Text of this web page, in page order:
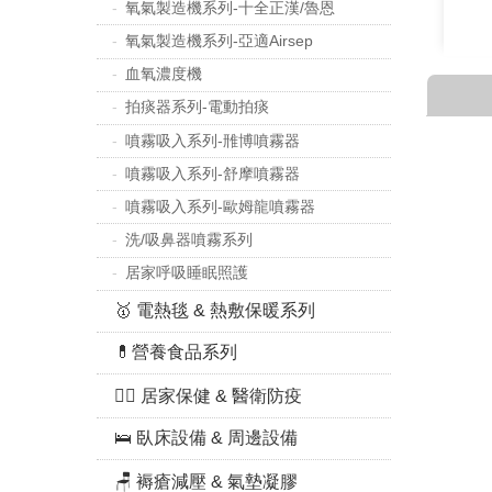
氧氣製造機系列-十全正漢/魯恩
氧氣製造機系列-亞適Airsep
血氧濃度機
拍痰器系列-電動拍痰
噴霧吸入系列-雃博噴霧器
噴霧吸入系列-舒摩噴霧器
噴霧吸入系列-歐姆龍噴霧器
洗/吸鼻器噴霧系列
居家呼吸睡眠照護
🥇 電熱毯 & 熱敷保暖系列
💊營養食品系列
👨‍⚕️ 居家保健 & 醫衛防疫
🛌 臥床設備 & 周邊設備
🪑 褥瘡減壓 & 氣墊凝膠